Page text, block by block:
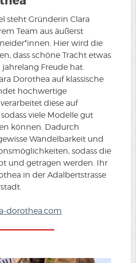
steht Gründerin Clara
Team aus äußerst
Hier wird die
dass schöne Tracht etwas
Freude hat.
Dorothea auf klassische
hochwertige
diese auf
viele Modelle gut
können. Dadurch
Wandelbarkeit und
sodass die
und getragen werden. Ihr
in der Adalbertstrasse
dorothea.com